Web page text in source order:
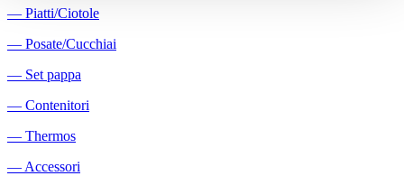
― Piatti/Ciotole
― Posate/Cucchiai
― Set pappa
― Contenitori
― Thermos
― Accessori